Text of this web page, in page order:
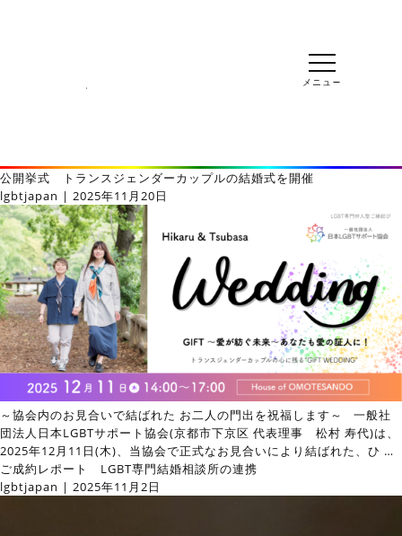
公開挙式 トランスジェンダーカップルの結婚式を開催
lgbtjapan | 2025年11月20日
～協会内のお見合いで結ばれた お二人の門出を祝福します～ 一般社
団法人日本LGBTサポート協会(京都市下京区 代表理事 松村 寿代)は、
2025年12月11日(木)、当協会で正式なお見合いにより結ばれた、ひ …
ご成約レポート LGBT専門結婚相談所の連携
lgbtjapan | 2025年11月2日